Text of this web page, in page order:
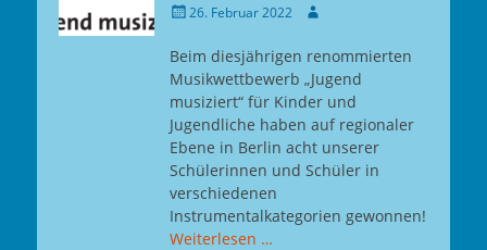
Gepostet
26. Februar 2022 Autor
Beim diesjährigen renommierten
Musikwettbewerb „Jugend
musiziert“ für Kinder und
Jugendliche haben auf regionaler
Ebene in Berlin acht unserer
Schülerinnen und Schüler in
verschiedenen
Instrumentalkategorien gewonnen!
Weiterlesen …